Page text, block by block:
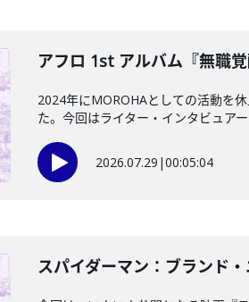
アフロ 1st アルバム『無職
2024年にMOROHAとしての活動を
た。今回はライター・インタビュア
2026.07.29 |00:05:04
スパイダーマン：ブランド